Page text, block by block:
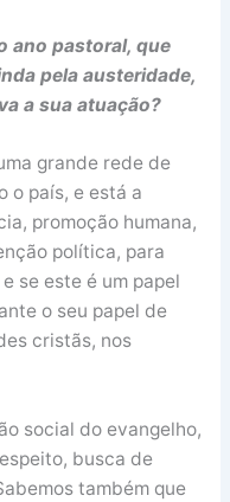
ano pastoral, que
pela austeridade,
a sua atuação?
grande rede de
o país, e está a
promoção humana,
política, para
se este é um papel
o seu papel de
cristãs, nos
social do evangelho,
busca de
também que